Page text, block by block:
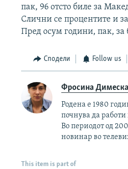
пак, 96 отсто биле за
Слични се процентите и
Пред осум години, пак, за
Сподели Follow us
Фросина Димеска
Родена е 1980
почнува да
Во периодот од
новинар во
This item is part of